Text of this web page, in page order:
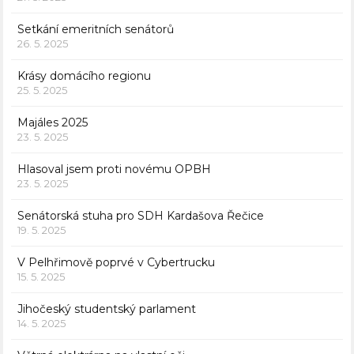
Setkání emeritních senátorů
26. 5. 2025
Krásy domácího regionu
25. 5. 2025
Majáles 2025
23. 5. 2025
Hlasoval jsem proti novému OPBH
23. 5. 2025
Senátorská stuha pro SDH Kardašova Řečice
19. 5. 2025
V Pelhřimově poprvé v Cybertrucku
15. 5. 2025
Jihočeský studentský parlament
14. 5. 2025